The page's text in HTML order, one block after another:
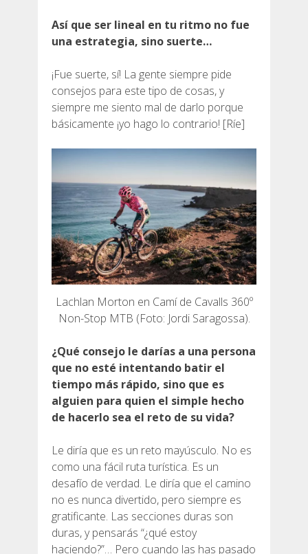
Así que ser lineal en tu ritmo no fue
una estrategia, sino suerte…
¡Fue suerte, sí! La gente siempre pide
consejos para este tipo de cosas, y
siempre me siento mal de darlo porque
básicamente ¡yo hago lo contrario! [Ríe]
Lachlan Morton en Camí de Cavalls 360º
Non-Stop MTB (Foto: Jordi Saragossa).
¿Qué consejo le darías a una persona
que no esté intentando batir el
tiempo más rápido, sino que es
alguien para quien el simple hecho
de hacerlo sea el reto de su vida?
Le diría que es un reto mayúsculo. No es
como una fácil ruta turística. Es un
desafío de verdad. Le diría que el camino
no es nunca divertido, pero siempre es
gratificante. Las secciones duras son
duras, y pensarás “¿qué estoy
haciendo?”… Pero cuando las has pasado